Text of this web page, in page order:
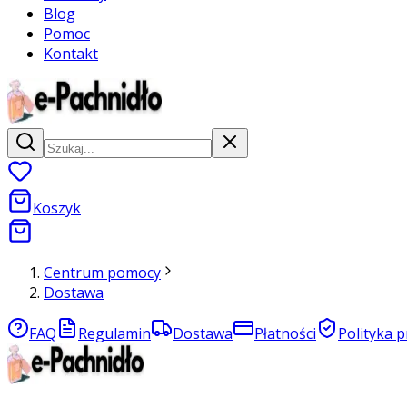
Blog
Pomoc
Kontakt
Koszyk
Centrum pomocy
Dostawa
FAQ Regulamin Dostawa Płatności Polityka